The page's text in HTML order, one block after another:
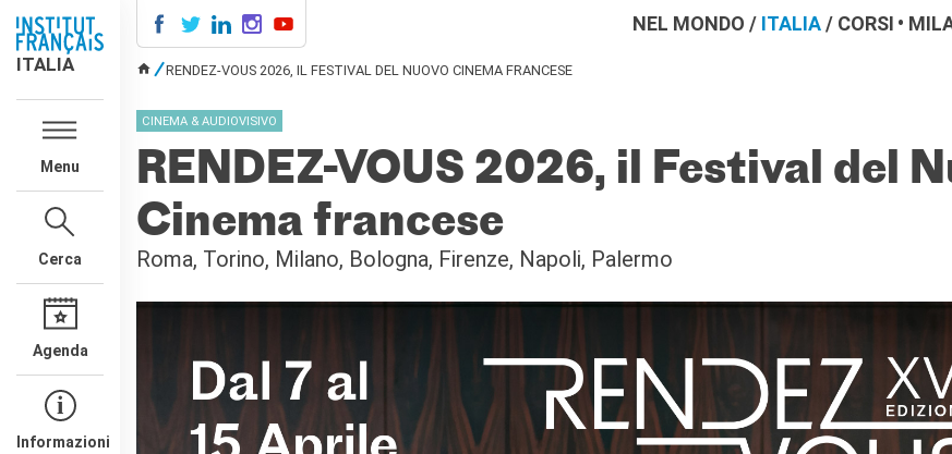
ITALIA
Menu
Cerca
Agenda
Informazioni
ITALIA
AGENDA
CERTIFICAZIONI
FRANCESE
Diplomi
Test (TCF, TEF)
SCUOLA E FORMAZIONE
Didattica
Francofonia
Studenti
NEL MONDO / ITALIA/ CORSI
RENDEZ-VOUS 2026, IL FESTIVAL DEL NUOVO CINEMA FRANCESE
CINEMA & AUDIOVISIVO
RENDEZ-VOUS 2026, il Festival del
Cinema francese
Roma, Torino, Milano, Bologna, Firenze, Napoli, Palermo